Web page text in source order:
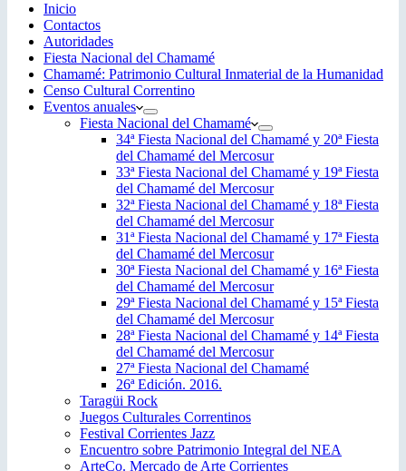
Inicio
Contactos
Autoridades
Fiesta Nacional del Chamamé
Chamamé: Patrimonio Cultural Inmaterial de la Humanidad
Censo Cultural Correntino
Eventos anuales
Fiesta Nacional del Chamamé
34ª Fiesta Nacional del Chamamé y 20ª Fiesta
del Chamamé del Mercosur
33ª Fiesta Nacional del Chamamé y 19ª Fiesta
del Chamamé del Mercosur
32ª Fiesta Nacional del Chamamé y 18ª Fiesta
del Chamamé del Mercosur
31ª Fiesta Nacional del Chamamé y 17ª Fiesta
del Chamamé del Mercosur
30ª Fiesta Nacional del Chamamé y 16ª Fiesta
del Chamamé del Mercosur
29ª Fiesta Nacional del Chamamé y 15ª Fiesta
del Chamamé del Mercosur
28ª Fiesta Nacional del Chamamé y 14ª Fiesta
del Chamamé del Mercosur
27ª Fiesta Nacional del Chamamé
26ª Edición. 2016.
Taragüi Rock
Juegos Culturales Correntinos
Festival Corrientes Jazz
Encuentro sobre Patrimonio Integral del NEA
ArteCo. Mercado de Arte Corrientes